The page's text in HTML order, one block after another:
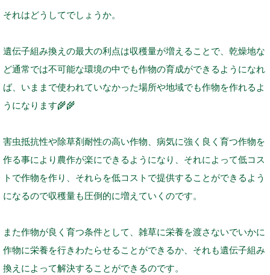
それはどうしてでしょうか。
遺伝子組み換えの最大の利点は収穫量が増えることで、乾燥地な
ど通常では不可能な環境の中でも作物の育成ができるようになれ
ば、いままで使われていなかった場所や地域でも作物を作れるよ
うになります🌾🌾
害虫抵抗性や除草剤耐性の高い作物、病気に強く良く育つ作物を
作る事により農作が楽にできるようになり、それによって低コス
トで作物を作り、それらを低コストで提供することができるよう
になるので収穫量も圧倒的に増えていくのです。
また作物が良く育つ条件として、雑草に栄養を渡さないでいかに
作物に栄養を行きわたらせることができるか、それも遺伝子組み
換えによって解決することができるのです。